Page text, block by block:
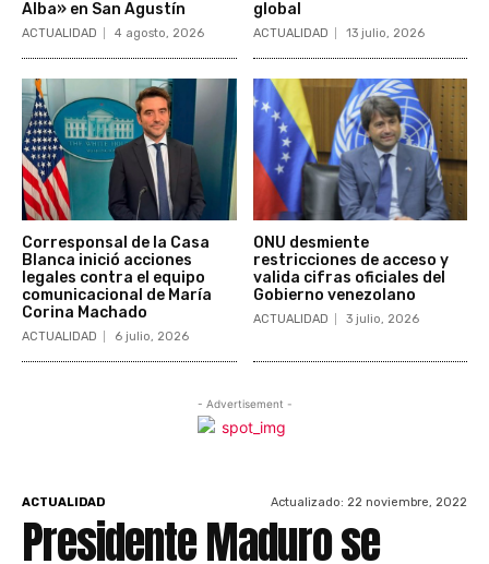
Alba» en San Agustín
ACTUALIDAD 4 agosto, 2026
global
ACTUALIDAD 13 julio, 2026
Corresponsal de la Casa
Blanca inició acciones
legales contra el equipo
comunicacional de María
Corina Machado
ACTUALIDAD 6 julio, 2026
ONU desmiente
restricciones de acceso y
valida cifras oficiales del
Gobierno venezolano
ACTUALIDAD 3 julio, 2026
- Advertisement -